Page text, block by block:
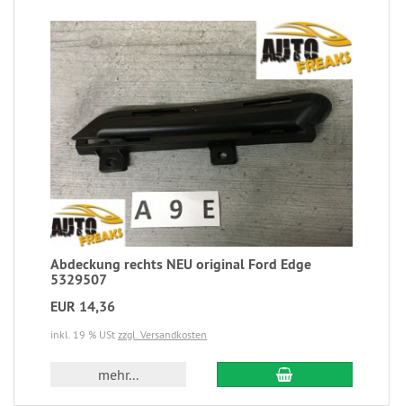
Abdeckung rechts NEU original Ford Edge
5329507
EUR 14,36
inkl. 19 % USt zzgl. Versandkosten
mehr...